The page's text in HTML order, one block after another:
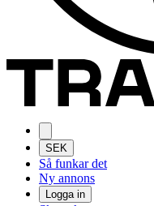
SEK
Så funkar det
Ny annons
Logga in